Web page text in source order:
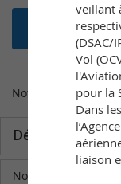
Nota : la délivrance
Détails
Nota : la délivrance
veillant
(DSAC/
Vol
pour la
Dans
liaison